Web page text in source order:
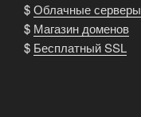
$Облачные серверы
$ Магазин доменов
$ Бесплатный SSL